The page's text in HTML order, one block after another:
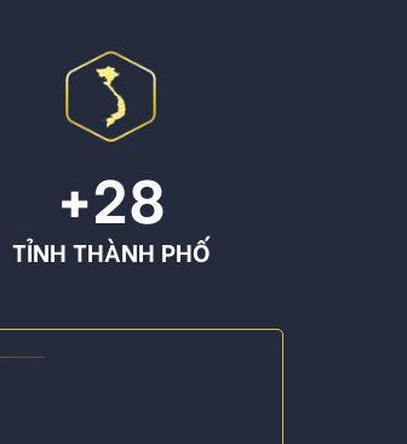
+28
TỈNH THÀNH PHỐ